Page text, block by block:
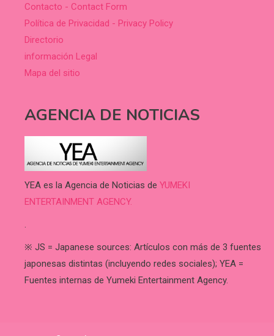
Contacto - Contact Form
Política de Privacidad - Privacy Policy
Directorio
información Legal
Mapa del sitio
AGENCIA DE NOTICIAS
YEA es la Agencia de Noticias de YUMEKI
ENTERTAINMENT AGENCY.
.
※ JS = Japanese sources: Artículos con más de 3 fuentes
japonesas distintas (incluyendo redes sociales); YEA =
Fuentes internas de Yumeki Entertainment Agency.